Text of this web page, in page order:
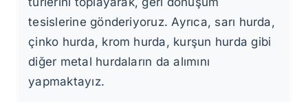
tesislerine gönderiyoruz. Ayrıca, sarı hurda,
çinko hurda, krom hurda, kurşun hurda gibi
diğer metal hurdaların da alımını
yapmaktayız.